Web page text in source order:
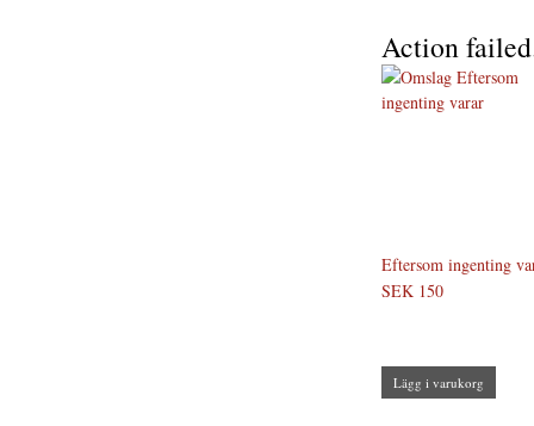
Action
Eftersom ingenting
SEK 150
Lägg i varukorg